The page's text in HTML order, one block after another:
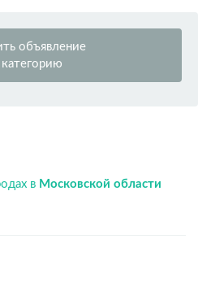
объявление
категорию
в Московской области